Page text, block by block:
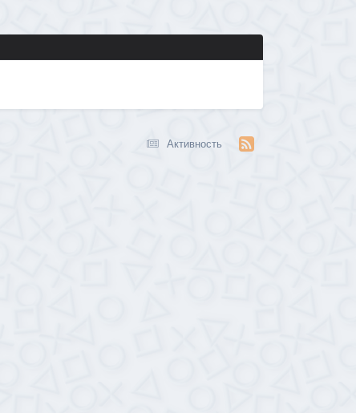
Активность